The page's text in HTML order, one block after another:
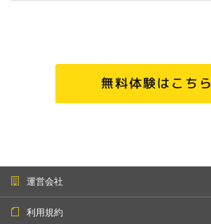
無料体験はこちら
運営会社
利用規約